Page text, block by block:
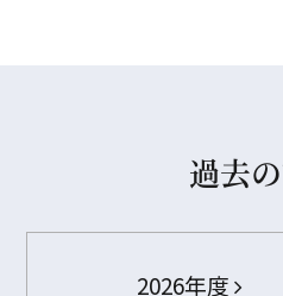
過去
2026年度